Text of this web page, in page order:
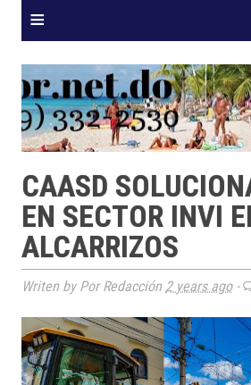
≡
CAASD
EN SECTOR INVI
ALCARRIZOS
Writen by Por Redacción 2 years ago-